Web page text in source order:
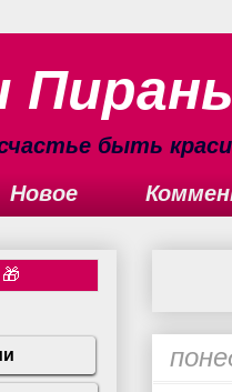
счастье быть
Новое